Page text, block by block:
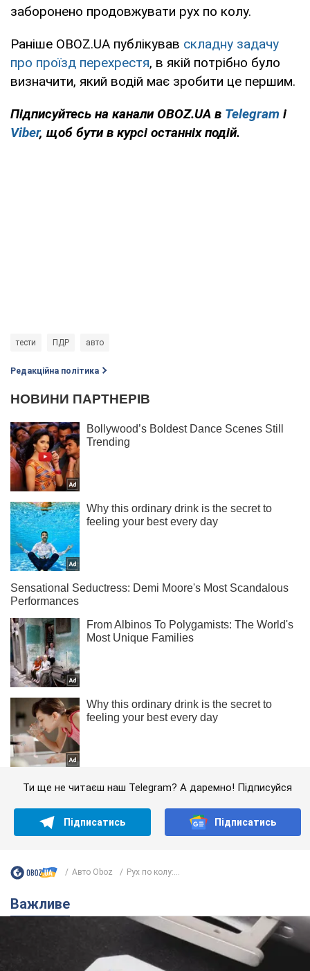
заборонено продовжувати рух по колу.
Раніше OBOZ.UA публікував складну задачу
про проїзд перехрестя, в якій потрібно було
визначити, який водій має зробити це першим.
Підписуйтесь на канали OBOZ.UA в Telegram і
Viber, щоб бути в курсі останніх подій.
тести ПДР авто
Редакційна політика
Ти ще не читаєш наш Telegram? А даремно! Підписуйся
Підписатись Підписатись
Авто Oboz Рух по колу:...
Важливе